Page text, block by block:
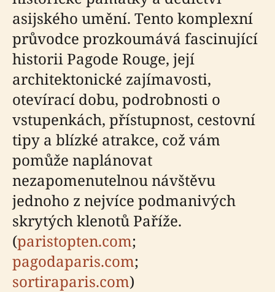
asijského umění. Tento komplexní
průvodce prozkoumává fascinující
historii Pagode Rouge, její
architektonické zajímavosti,
otevírací dobu, podrobnosti o
vstupenkách, přístupnost, cestovní
tipy a blízké atrakce, což vám
pomůže naplánovat
nezapomenutelnou návštěvu
jednoho z nejvíce podmanivých
skrytých klenotů Paříže.
(paristopten.com;
pagodaparis.com;
sortiraparis.com)